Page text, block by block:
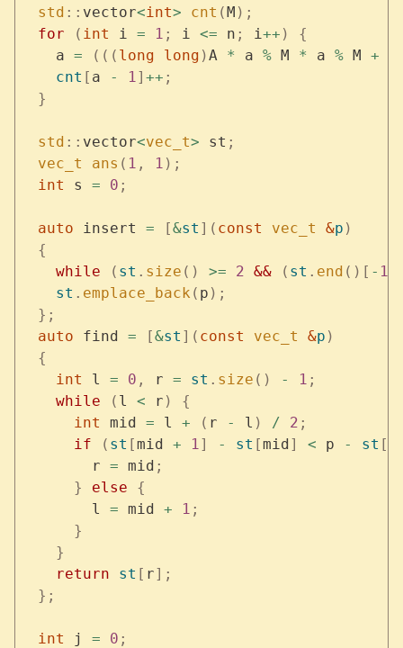
  std
:: vector<int> cnt (M );
  for
( int i = 1 ; i <= n ; i ++ )
{
    a
= ((( long long )A * a % M * a % M +
    cnt
[ a - 1 ] ++ ;
  }
  std
:: vector<vec_t> st ;
  vec_t
ans ( 1 , 1 );
  int
s = 0 ;
  auto
insert = [&st ]( const vec_t &p )
  {
    while
( st . size () >= 2 && ( st . end ()[ - 1
    st
. emplace_back ( p );
  };
  auto
find = [&st ]( const vec_t &p )
  {
    int
l = 0 , r = st . size () - 1 ;
    while
( l < r )
{
      int
mid = l + ( r - l ) / 2 ;
      if
( st [mid + 1 ] - st [mid] < p - st [
        r
= mid ;
      }
else {
        l
= mid + 1 ;
      }
    }
    return
st [ r];
  };
  int
j = 0 ;